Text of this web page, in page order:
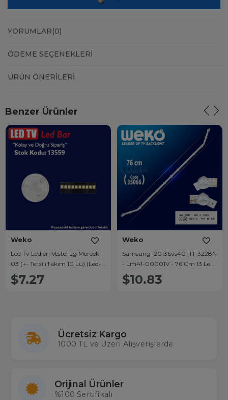
YORUMLAR(0)
ÖDEME SEÇENEKLERI
ÜRÜN ÖNERILERI
Benzer Ürünler
Weko
Led Tv Ledleri Vestel Lg Mercek
03 (+- Ters) (Takım 10 Lu) (Led-
M3)
$7.27
Weko
- Lm41-00001V - 76 Cm 13 Ledli
- (Wk-832)
$10.83
Ücretsiz Kargo
1000 TL ve Üzeri Alışverişlerde
Orijinal Ürünler
%100 Sertifikalı